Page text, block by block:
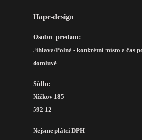
Hape-design
Osobní předání:
Jihlava/Polná - konkrétní místo a čas
domluvě
Sídlo:
Nížkov 185
592 12
Nejsme plátci DPH